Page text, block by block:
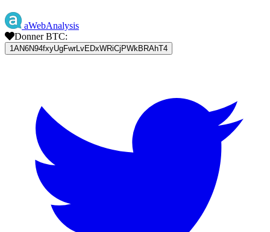
aWebAnalysis
Donner BTC:
1AN6N94fxyUgFwrLvEDxWRiCjPWkBRAhT4